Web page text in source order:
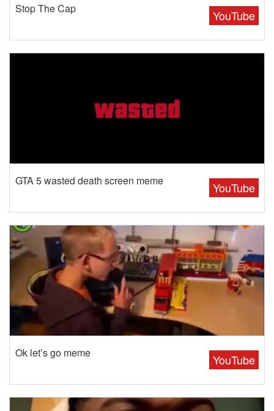
YouTube
Stop The Cap
YouTube
GTA 5 wasted death screen meme
YouTube
Ok let’s go meme